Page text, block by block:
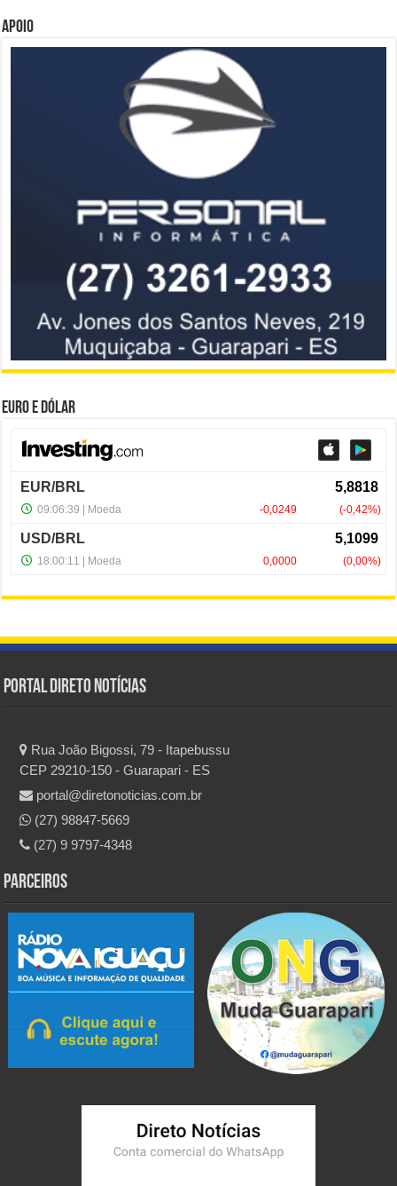
Apoio
Euro e Dólar
Portal Direto Notícias
Rua João Bigossi, 79 - Itapebussu
CEP 29210-150 - Guarapari - ES
portal@diretonoticias.com.br
(27) 98847-5669
(27) 9 9797-4348
Parceiros